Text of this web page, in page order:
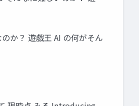
か？ 遊戯王 AI の何がそん